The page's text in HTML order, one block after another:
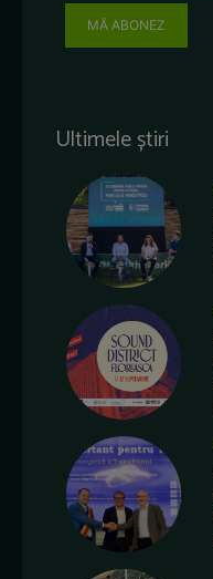
MĂ ABONEZ
Ultimele știri